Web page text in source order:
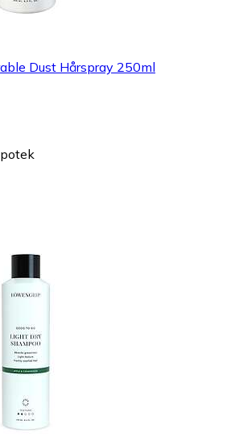
Dust Hårspray 250ml